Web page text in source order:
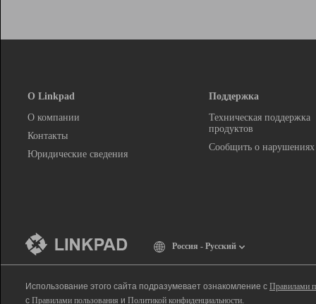
О Linkpad
О компании
Контакты
Юридические сведения
Поддержка
Техническая поддержка
продуктов
Сообщить о нарушениях
Россия - Русский
Использование этого сайта подразумевает ознакомление с Правилами
с Правилами пользования и Политикой конфиденциальности.